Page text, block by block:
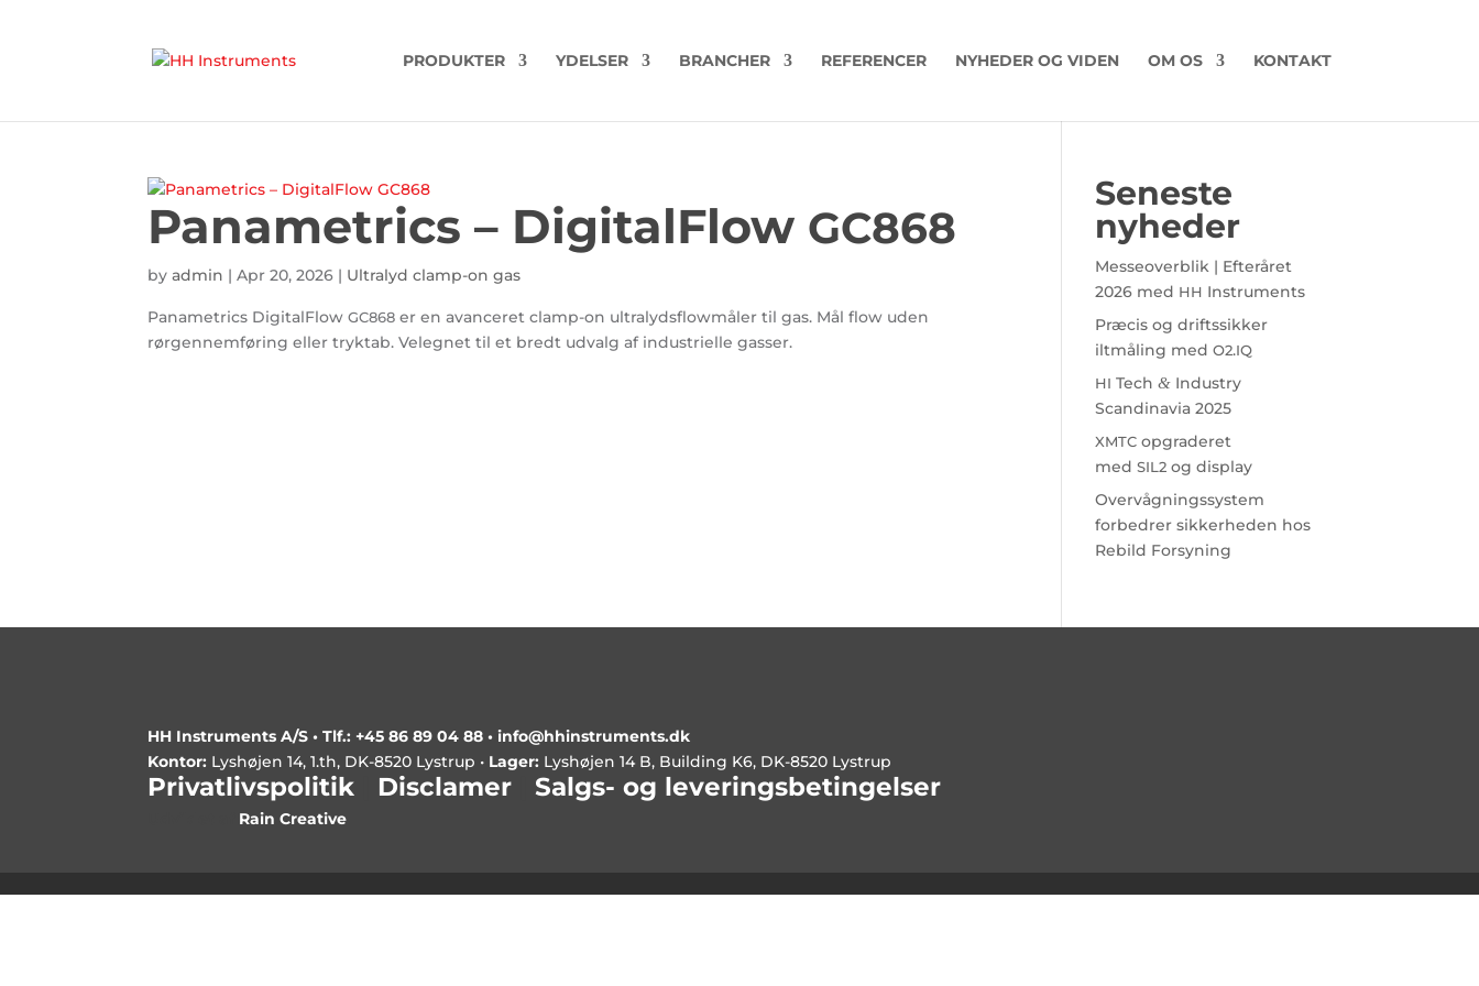
PRODUKTER YDELSER BRANCHER REFERENCER NYHEDER OG VIDEN OM OS KONTAKT
Panametrics – DigitalFlow GC868
byadmin |Apr 20, 2026 | Ultralyd clamp-on gas
Panametrics DigitalFlowGC868 er en avanceret clamp-on ultralydsflowmåler til gas. Mål flow uden
rørgennemføring eller tryktab. Velegnet til et bredt udvalg af industrielle gasser.
Seneste
nyheder
Messeoverblik | Efteråret
2026 med HH Instruments
Præcis og driftssikker
iltmåling med O2.IQ
HI Tech &Industry
Scandinavia 2025
XMTCopgraderet
med SIL2og display
Overvågningssystem
forbedrer sikkerheden hos
Rebild Forsyning
HH Instruments A/S •Tlf.: +45 86 89 04 88 •info@hhinstruments.dk
Kontor: Lyshøjen 14, 1.th, DK-8520 Lystrup • Lager: Lyshøjen 14 B, Building K6, DK-8520 Lystrup
Privatlivspolitik Disclamer |Salgs- og leveringsbetingelser
Rain Creative